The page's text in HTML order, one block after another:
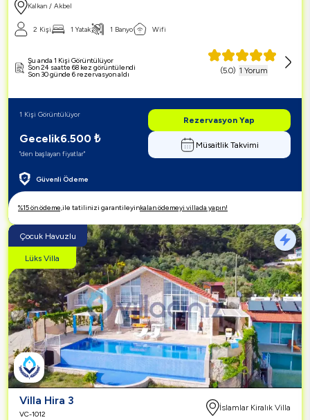
Kalkan / Akbel
2 Kişi 1 Yatak 1 Banyo Wifi
(5.0) 1 Yorum
Şu anda 1 Kişi Görüntülüyor
Son 24 saatte 68 kez görüntülendi
Son 30 günde 6 rezervasyon aldı
Güvenli Ödeme
Gecelik6.500 ₺
"den başlayan fiyatlar"
1 Kişi Görüntülüyor
Rezervasyon Yap
Müsaitlik Takvimi
%15 ön ödeme,ile tatilinizi garantileyinkalan ödemeyi villada yapın!
Çocuk Havuzlu
Lüks Villa
Villa Hira 3
VC-1012
İslamlar Kiralık Villa